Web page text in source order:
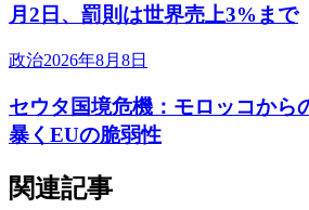
月2日、罰則は世界売上3%まで
政治2026年8月8日
セウタ国境危機：モロッコから
暴くEUの脆弱性
関連記事